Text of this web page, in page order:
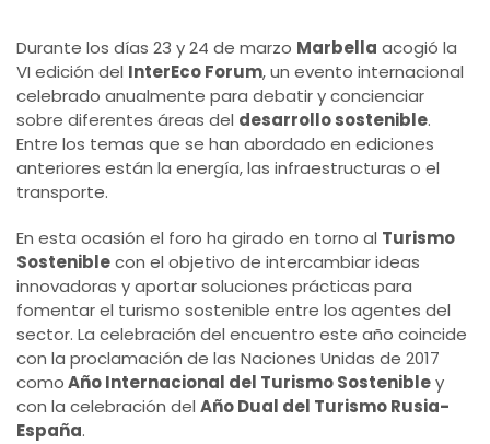
Durante los días 23 y 24 de marzo Marbella acogió la
VI edición del InterEco Forum, un evento internacional
celebrado anualmente para debatir y concienciar
sobre diferentes áreas del desarrollo sostenible.
Entre los temas que se han abordado en ediciones
anteriores están la energía, las infraestructuras o el
transporte.
En esta ocasión el foro ha girado en torno al Turismo
Sosteniblecon el objetivo de intercambiar ideas
innovadoras y aportar soluciones prácticas para
fomentar el turismo sostenible entre los agentes del
sector. La celebración del encuentro este año coincide
con la proclamación de las Naciones Unidas de 2017
comoAño Internacional del Turismo Sostenibley
con la celebración del Año Dual del Turismo Rusia-
España.